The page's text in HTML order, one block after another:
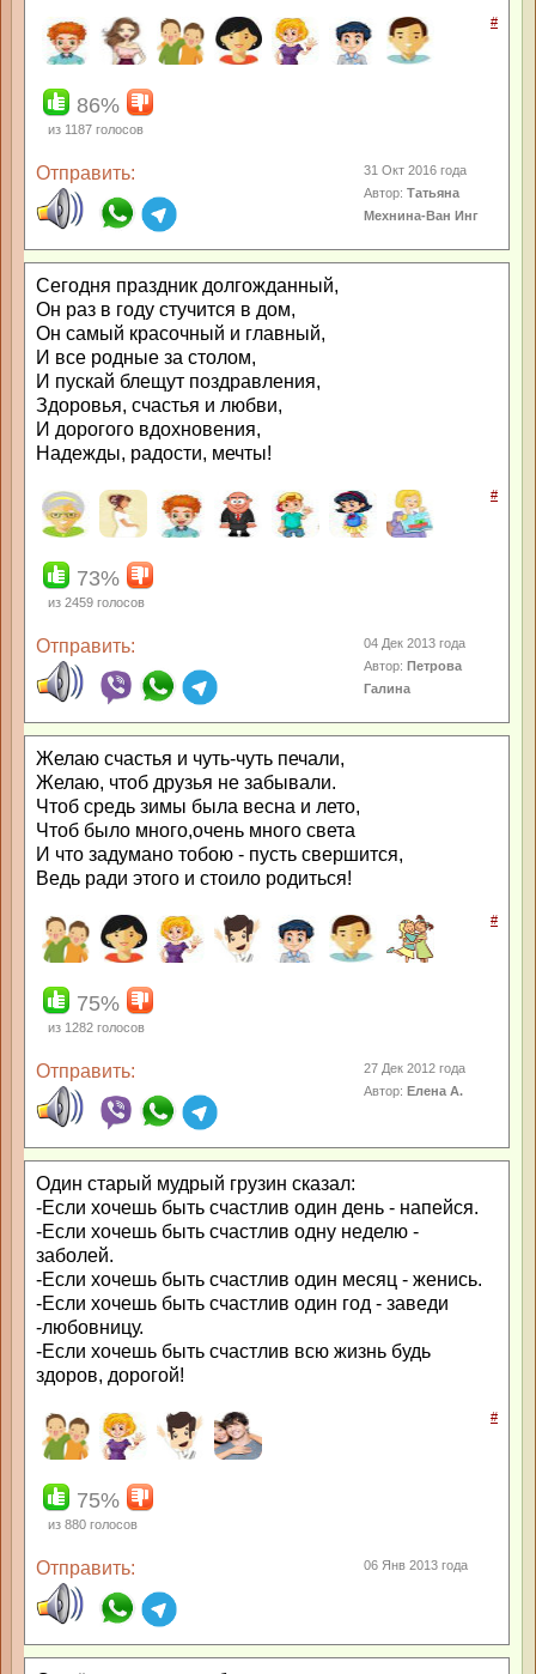
#
86%
из 1187 голосов
Отправить:
31 Окт 2016 года
Автор:Татьяна
Мехнина-Ван Инг
Сегодня праздник долгожданный,
Он раз в году стучится в дом,
Он самый красочный и главный,
И все родные за столом,
И пускай блещут поздравления,
Здоровья, счастья и любви,
И дорогого вдохновения,
Надежды, радости, мечты!
#
73%
из 2459 голосов
Отправить:
04 Дек 2013 года
Автор:Петрова
Галина
Желаю счастья и чуть-чуть печали,
Желаю, чтоб друзья не забывали.
Чтоб средь зимы была весна и лето,
Чтоб было много,очень много света
И что задумано тобою - пусть свершится,
Ведь ради этого и стоило родиться!
#
75%
из 1282 голосов
Отправить:
27 Дек 2012 года
Автор:Елена А.
Один старый мудрый грузин сказал:
-Если хочешь быть счастлив один день - напейся.
-Если хочешь быть счастлив одну неделю -
заболей.
-Если хочешь быть счастлив один месяц - женись.
-Если хочешь быть счастлив один год - заведи
-любовницу.
-Если хочешь быть счастлив всю жизнь будь
здоров, дорогой!
#
75%
из 880 голосов
Отправить: 06 Янв 2013 года